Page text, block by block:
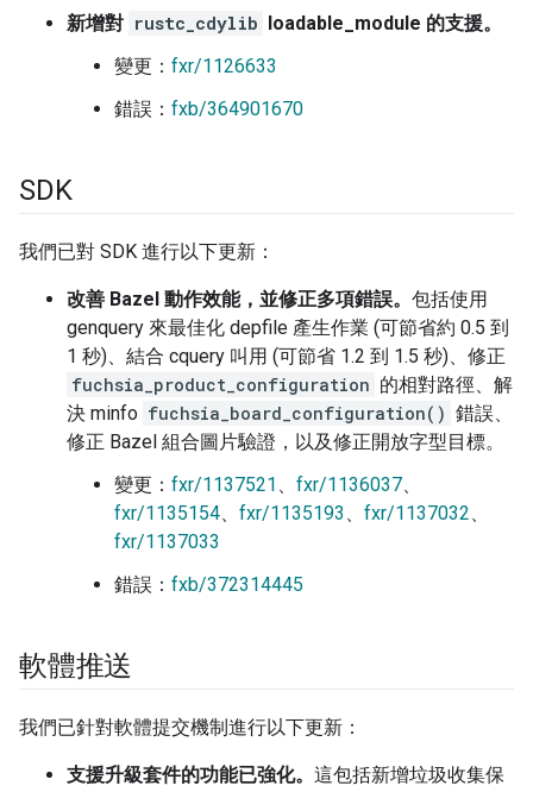
新增對 rustc_cdylib loadable_module 的支援。
變更： fxr/1126633
錯誤： fxb/364901670
SDK
我們已對 SDK 進行以下更新：
改善 Bazel 動作效能，並修正多項錯誤。 包括使用
genquery 來最佳化 depfile 產生作業 (可節省約 0.5 到
1 秒)、結合 cquery 叫用 (可節省 1.2 到 1.5 秒)、修正
fuchsia_product_configuration 的相對路徑、解
決 minfo fuchsia_board_configuration() 錯誤、
修正 Bazel 組合圖片驗證，以及修正開放字型目標。
變更： fxr/1137521 、 fxr/1136037、
fxr/1135154、 fxr/1135193 、 fxr/1137032、
fxr/1137033
錯誤： fxb/372314445
軟體推送
我們已針對軟體提交機制進行以下更新：
支援升級套件的功能已強化。 這包括新增垃圾收集保